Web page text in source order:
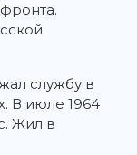
службу в
В июле 1964
Жил в